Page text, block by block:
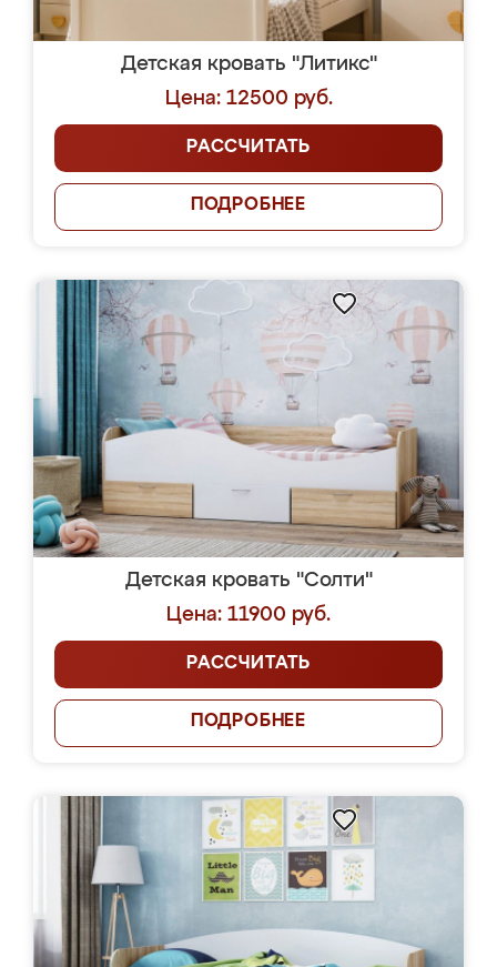
Детская кровать "Литикс"
Цена: 12500 руб.
РАССЧИТАТЬ
ПОДРОБНЕЕ
Детская кровать "Солти"
Цена: 11900 руб.
РАССЧИТАТЬ
ПОДРОБНЕЕ